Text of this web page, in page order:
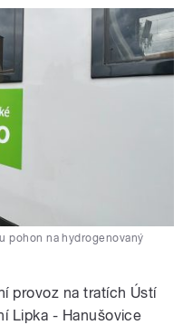
pohon na hydrogenovaný
provoz na tratích Ústí
Lipka - Hanušovice